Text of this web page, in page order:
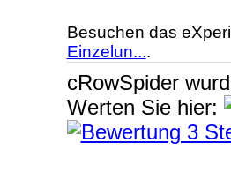
Besuchen das
Einzelun....
cRowSpider
Werten Sie hier: